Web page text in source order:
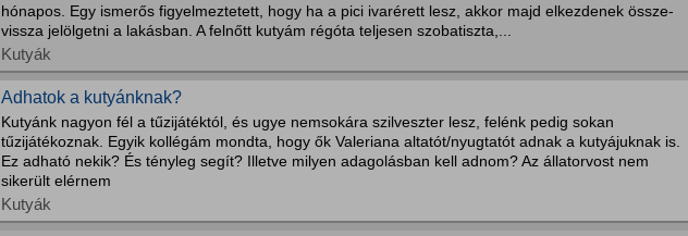
hónapos. Egy ismerős figyelmeztetett, hogy ha a pici ivarérett lesz, akkor majd elkezdenek össze-
vissza jelölgetni a lakásban. A felnőtt kutyám régóta teljesen szobatiszta,...
Kutyák
Adhatok a kutyánknak?
Kutyánk nagyon fél a tűzijátéktól, és ugye nemsokára szilveszter lesz, felénk pedig sokan
tűzijátékoznak. Egyik kollégám mondta, hogy ők Valeriana altatót/nyugtatót adnak a kutyájuknak is.
Ez adható nekik? És tényleg segít? Illetve milyen adagolásban kell adnom? Az állatorvost nem
sikerült elérnem
Kutyák